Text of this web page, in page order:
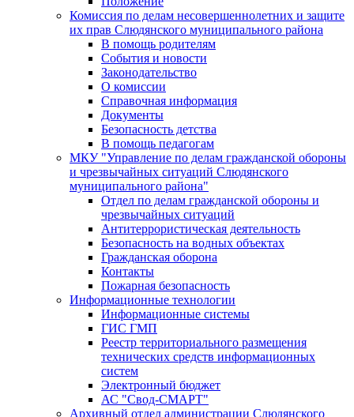
Комиссия по делам несовершеннолетних и защите
их прав Слюдянского муниципального района
В помощь родителям
События и новости
Законодательство
О комиссии
Справочная информация
Документы
Безопасность детства
В помощь педагогам
МКУ "Управление по делам гражданской обороны
и чрезвычайных ситуаций Слюдянского
муниципального района"
Отдел по делам гражданской обороны и
чрезвычайных ситуаций
Антитеррористическая деятельность
Безопасность на водных объектах
Гражданская оборона
Контакты
Пожарная безопасность
Информационные технологии
Информационные системы
ГИС ГМП
Реестр территориального размещения
технических средств информационных
систем
Электронный бюджет
АС "Свод-СМАРТ"
Архивный отдел администрации Слюдянского